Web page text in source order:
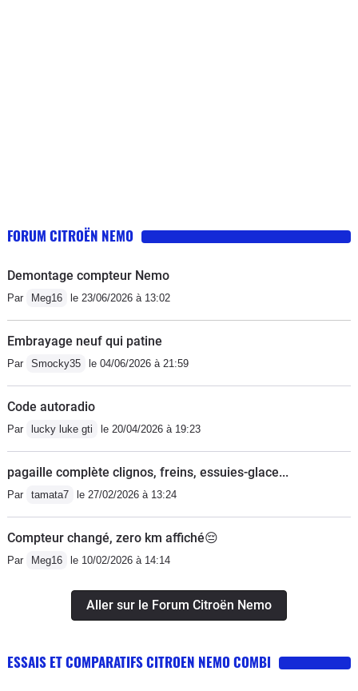
jamais...
FORUM CITROËN NEMO
Demontage compteur Nemo
Par Meg16 le 23/06/2026 à 13:02
Embrayage neuf qui patine
Par Smocky35 le 04/06/2026 à 21:59
Code autoradio
Par lucky luke gti le 20/04/2026 à 19:23
pagaille complète clignos, freins, essuies-glace...
Par tamata7 le 27/02/2026 à 13:24
Compteur changé, zero km affiché😔
Par Meg16 le 10/02/2026 à 14:14
Aller sur le Forum Citroën Nemo
ESSAIS ET COMPARATIFS CITROEN NEMO COMBI